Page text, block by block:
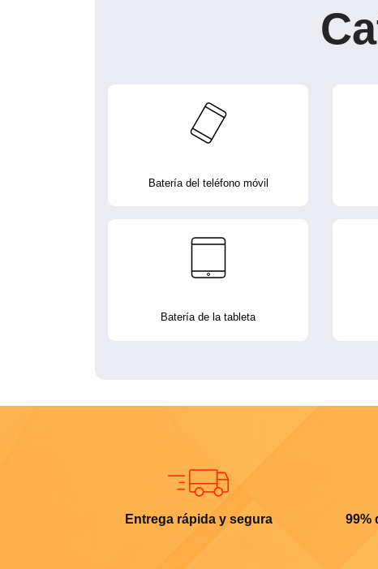
Batería del teléfono móvil
Batería de la tableta
Entrega rápida y segura 99%